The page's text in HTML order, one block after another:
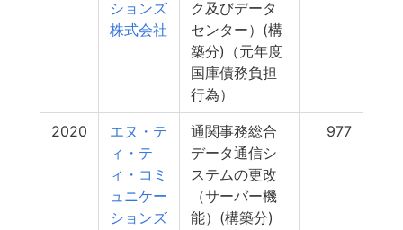
ションズ
株式会社
ク及びデータ
センター）(構
築分)（元年度
国庫債務負担
行為）
2020
エヌ・テ
ィ・テ
ィ・コミ
ュニケー
ションズ
通関事務総合
データ通信シ
ステムの更改
（サーバー機
能）(構築分)
977